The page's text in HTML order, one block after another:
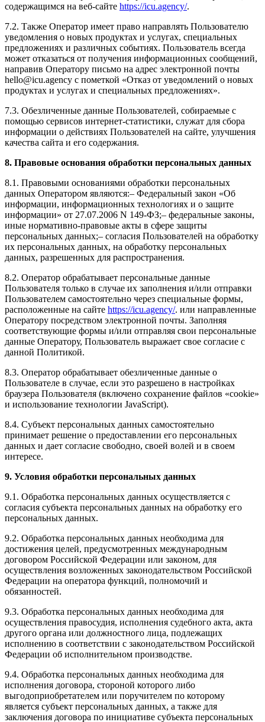
содержащимся на веб-сайте https://icu.agency/.
7.2. Также Оператор имеет право направлять Пользователю
уведомления о новых продуктах и услугах, специальных
предложениях и различных событиях. Пользователь всегда
может отказаться от получения информационных сообщений,
направив Оператору письмо на адрес электронной почты
hello@icu.agency с пометкой «Отказ от уведомлений о новых
продуктах и услугах и специальных предложениях».
7.3. Обезличенные данные Пользователей, собираемые с
помощью сервисов интернет-статистики, служат для сбора
информации о действиях Пользователей на сайте, улучшения
качества сайта и его содержания.
8. Правовые основания обработки персональных данных
8.1. Правовыми основаниями обработки персональных
данных Оператором являются:– Федеральный закон «Об
информации, информационных технологиях и о защите
информации» от 27.07.2006 N 149-ФЗ;– федеральные законы,
иные нормативно-правовые акты в сфере защиты
персональных данных;– согласия Пользователей на обработку
их персональных данных, на обработку персональных
данных, разрешенных для распространения.
8.2. Оператор обрабатывает персональные данные
Пользователя только в случае их заполнения и/или отправки
Пользователем самостоятельно через специальные формы,
расположенные на сайте https://icu.agency/. или направленные
Оператору посредством электронной почты. Заполняя
соответствующие формы и/или отправляя свои персональные
данные Оператору, Пользователь выражает свое согласие с
данной Политикой.
8.3. Оператор обрабатывает обезличенные данные о
Пользователе в случае, если это разрешено в настройках
браузера Пользователя (включено сохранение файлов «cookie»
и использование технологии JavaScript).
8.4. Субъект персональных данных самостоятельно
принимает решение о предоставлении его персональных
данных и дает согласие свободно, своей волей и в своем
интересе.
9. Условия обработки персональных данных
9.1. Обработка персональных данных осуществляется с
согласия субъекта персональных данных на обработку его
персональных данных.
9.2. Обработка персональных данных необходима для
достижения целей, предусмотренных международным
договором Российской Федерации или законом, для
осуществления возложенных законодательством Российской
Федерации на оператора функций, полномочий и
обязанностей.
9.3. Обработка персональных данных необходима для
осуществления правосудия, исполнения судебного акта, акта
другого органа или должностного лица, подлежащих
исполнению в соответствии с законодательством Российской
Федерации об исполнительном производстве.
9.4. Обработка персональных данных необходима для
исполнения договора, стороной которого либо
выгодоприобретателем или поручителем по которому
является субъект персональных данных, а также для
заключения договора по инициативе субъекта персональных